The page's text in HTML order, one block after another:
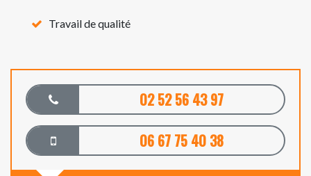
Travail de qualité
02 52 56 43 97
06 67 75 40 38